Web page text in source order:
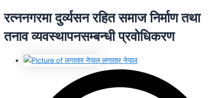
रत्ननगरमा दुर्व्यसन रहित समाज निर्माण तथा
तनाव व्यवस्थापनसम्बन्धी प्रवोधिकरण
लगातार नेपाल